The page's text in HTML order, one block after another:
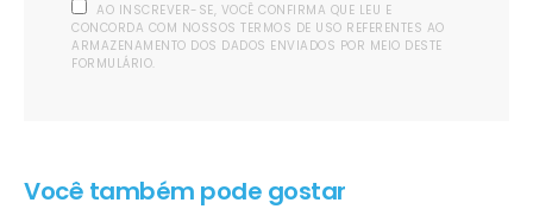
AO INSCREVER-SE, VOCÊ CONFIRMA QUE LEU E
CONCORDA COM NOSSOS TERMOS DE USO REFERENTES AO
ARMAZENAMENTO DOS DADOS ENVIADOS POR MEIO DESTE
FORMULÁRIO.
Você também pode gostar